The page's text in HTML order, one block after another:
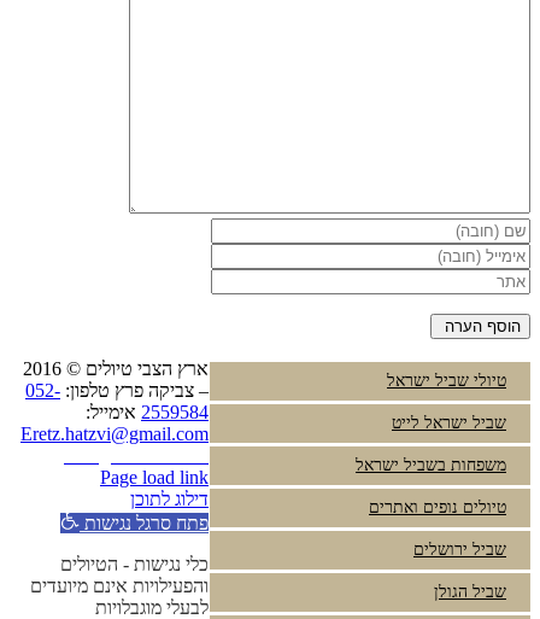
טיולי שביל ישראל
שביל ישראל לייט
משפחות בשביל ישראל
טיולים נופים ואתרים
שביל ירושלים
שביל הגולן
ארץ הצבי טיולים © 2016
– צביקה פרץ טלפון: 052-
2559584 אימייל:
Eretz.hatzvi@gmail.com
Page load link
דילוג לתוכן
פתח סרגל נגישות
כלי נגישות - הטיולים
והפעילויות אינם מיועדים
לבעלי מוגבלויות